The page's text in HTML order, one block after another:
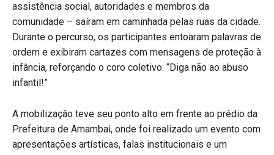
assistência social, autoridades e membros da
comunidade – saíram em caminhada pelas ruas da cidade.
Durante o percurso, os participantes entoaram palavras de
ordem e exibiram cartazes com mensagens de proteção à
infância, reforçando o coro coletivo: “Diga não ao abuso
infantil!”
A mobilização teve seu ponto alto em frente ao prédio da
Prefeitura de Amambai, onde foi realizado um evento com
apresentações artísticas, falas institucionais e um